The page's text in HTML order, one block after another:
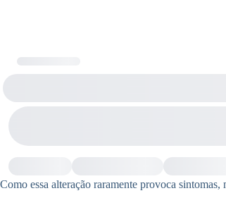
Como essa alteração raramente provoca sintomas,